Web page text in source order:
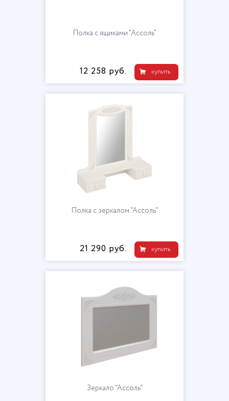
Полка с ящиками "Ассоль"
купить
12 258 руб.
Полка с зеркалом "Ассоль"
купить
21 290 руб.
Зеркало "Ассоль"